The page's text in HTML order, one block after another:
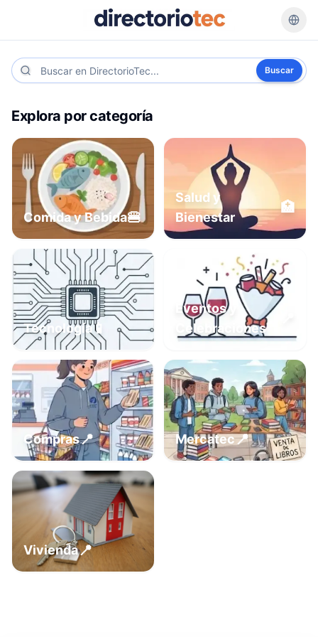
Buscar
Explora por categoría
Comida y Bebida🍔
Salud y
Bienestar
🏥
Tecnología📱
Eventos y
Celebraciones
Compras📍 Mercatec📍
Vivienda📍